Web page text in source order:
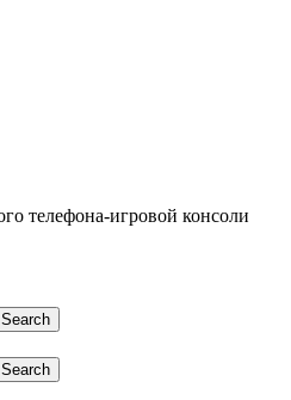
телефона-игровой консоли